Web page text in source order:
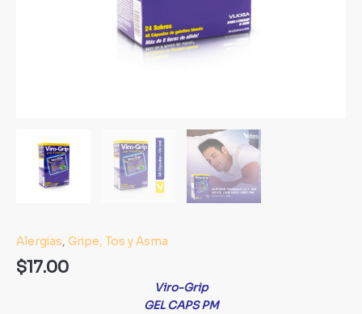
Alergias, Gripe, Tos y Asma
$17.00
Viro-Grip
GEL CAPS PM